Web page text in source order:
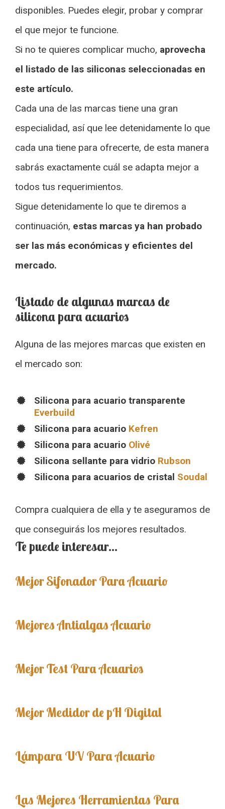
disponibles. Puedes elegir, probar y comprar
el que mejor te funcione.
Si no te quieres complicar mucho, aprovecha
el listado de las siliconas seleccionadas en
este artículo.
Cada una de las marcas tiene una gran
especialidad, así que lee detenidamente lo que
cada una tiene para ofrecerte, de esta manera
sabrás exactamente cuál se adapta mejor a
todos tus requerimientos.
Sigue detenidamente lo que te diremos a
continuación, estas marcas ya han probado
ser las más económicas y eficientes del
mercado.
Listado de algunas marcas de
silicona para acuarios
Alguna de las mejores marcas que existen en
el mercado son:
Silicona para acuario transparente
Everbuild
Silicona para acuario Kefren
Silicona para acuario Olivé
Silicona sellante para vidrio Rubson
Silicona para acuarios de cristal Soudal
Compra cualquiera de ella y te aseguramos de
que conseguirás los mejores resultados.
Te puede interesar…
Mejor Sifonador Para Acuario
Mejores Antialgas Acuario
Mejor Test Para Acuarios
Mejor Medidor de pH Digital
Lámpara UV Para Acuario
Las Mejores Herramientas Para